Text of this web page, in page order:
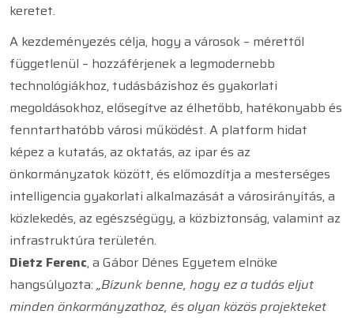
keretet.
A kezdeményezés célja, hogy a városok – mérettől
függetlenül – hozzáférjenek a legmodernebb
technológiákhoz, tudásbázishoz és gyakorlati
megoldásokhoz, elősegítve az élhetőbb, hatékonyabb és
fenntarthatóbb városi működést. A platform hidat
képez a kutatás, az oktatás, az ipar és az
önkormányzatok között, és előmozdítja a mesterséges
intelligencia gyakorlati alkalmazását a városirányítás, a
közlekedés, az egészségügy, a közbiztonság, valamint az
infrastruktúra területén.
Dietz Ferenc, a Gábor Dénes Egyetem elnöke
hangsúlyozta:„Bízunk benne, hogy ez a tudás eljut
minden önkormányzathoz, és olyan közös projekteket